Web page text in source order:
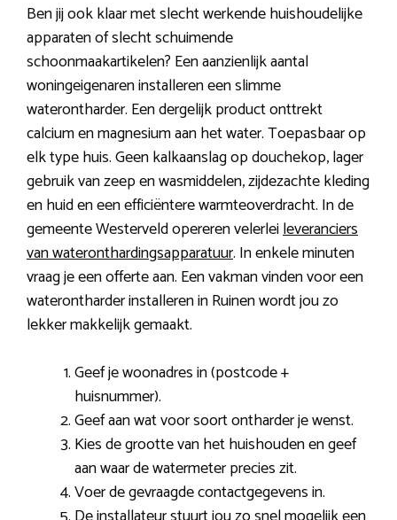
Ben jij ook klaar met slecht werkende huishoudelijke
apparaten of slecht schuimende
schoonmaakartikelen? Een aanzienlijk aantal
woningeigenaren installeren een slimme
waterontharder. Een dergelijk product onttrekt
calcium en magnesium aan het water. Toepasbaar op
elk type huis. Geen kalkaanslag op douchekop, lager
gebruik van zeep en wasmiddelen, zijdezachte kleding
en huid en een efficiëntere warmteoverdracht. In de
gemeente Westerveld opereren velerleileveranciers
van wateronthardingsapparatuur. In enkele minuten
vraag je een offerte aan. Een vakman vinden voor een
waterontharder installeren in Ruinen wordt jou zo
lekker makkelijk gemaakt.
Geef je woonadres in (postcode +
huisnummer).
Geef aan wat voor soort ontharder je wenst.
Kies de grootte van het huishouden en geef
aan waar de watermeter precies zit.
Voer de gevraagde contactgegevens in.